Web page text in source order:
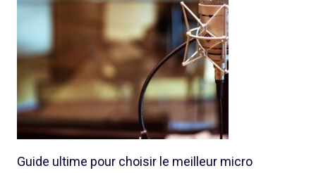
Guide ultime pour choisir le meilleur micro